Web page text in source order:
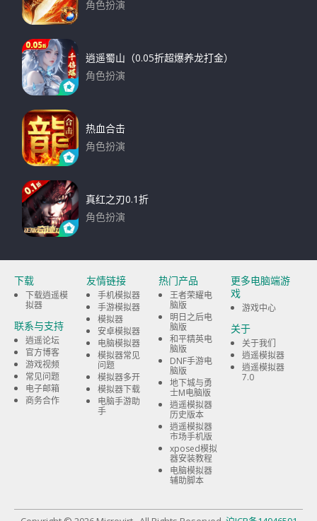
角色扮演
逍遥蜀山（0.05折超爆养龙打金）
角色扮演
热血合击
角色扮演
真红之刃0.1折
角色扮演
下载
下载逍遥模
拟器
联系与支持
逍遥论坛
官方博客
游戏视频
常见问题
电子邮箱
商务合作
友情链接
手机模拟器
手游模拟器
模拟器
安卓模拟器
电脑模拟器
模拟器常见
问题
模拟器多开
模拟器下载
电脑手游助
手
热门产品
王者荣耀电
脑版
明日之后电
脑版
和平精英电
脑版
DNF手游电
脑版
地下城与勇
士M电脑版
逍遥模拟器
历史版本
逍遥模拟器
市场手机版
xposed模拟
器安装教程
电脑模拟器
辅助脚本
更多电脑端游
戏
游戏中心
关于
关于我们
逍遥模拟器
逍遥模拟器
7.0